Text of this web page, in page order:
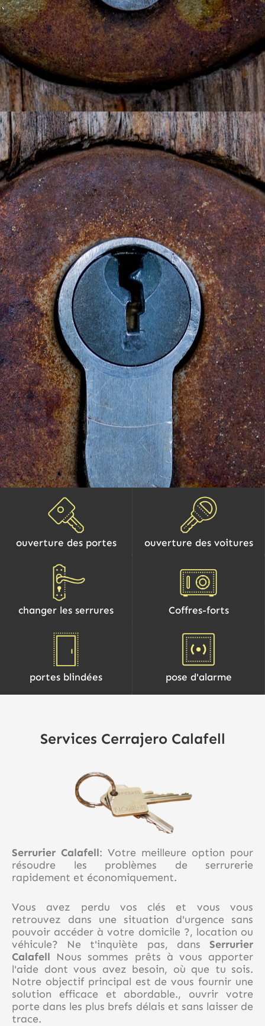
ouverture des portes ouverture des voitures
changer les serrures Coffres-forts
portes blindées pose d'alarme
Services Cerrajero Calafell
Serrurier Calafell: Votre meilleure option pour
résoudre les problèmes de serrurerie
rapidement et économiquement.
Vous avez perdu vos clés et vous vous
retrouvez dans une situation d'urgence sans
pouvoir accéder à votre domicile ?, location ou
véhicule? Ne t'inquiète pas, dans Serrurier
Calafell Nous sommes prêts à vous apporter
l'aide dont vous avez besoin, où que tu sois.
Notre objectif principal est de vous fournir une
solution efficace et abordable., ouvrir votre
porte dans les plus brefs délais et sans laisser de
trace.